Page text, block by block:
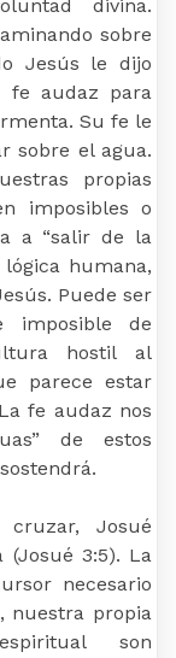
divina.
sobre
Jesús le dijo
fe audaz para
Su fe le
sobre el agua.
propias
imposibles o
a “salir de la
humana,
Puede ser
imposible de
hostil al
parece estar
fe audaz nos
de estos
Josué
3:5). La
necesario
nuestra propia
son